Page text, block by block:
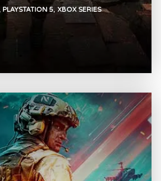
PLAYSTATION 5 XBOX SERIES